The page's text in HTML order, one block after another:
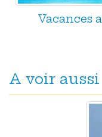
Vacances
A voir aussi